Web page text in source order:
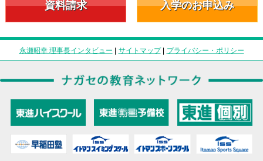
資料請求 入学のお申込み
永瀬昭幸 理事長インタビュー | サイトマップ| プライバシー・ポリシー